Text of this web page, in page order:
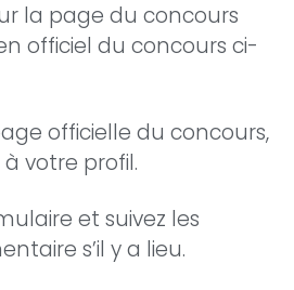
la page du concours
officiel du concours ci-
officielle du concours,
votre profil.
et suivez les
s’il y a lieu.